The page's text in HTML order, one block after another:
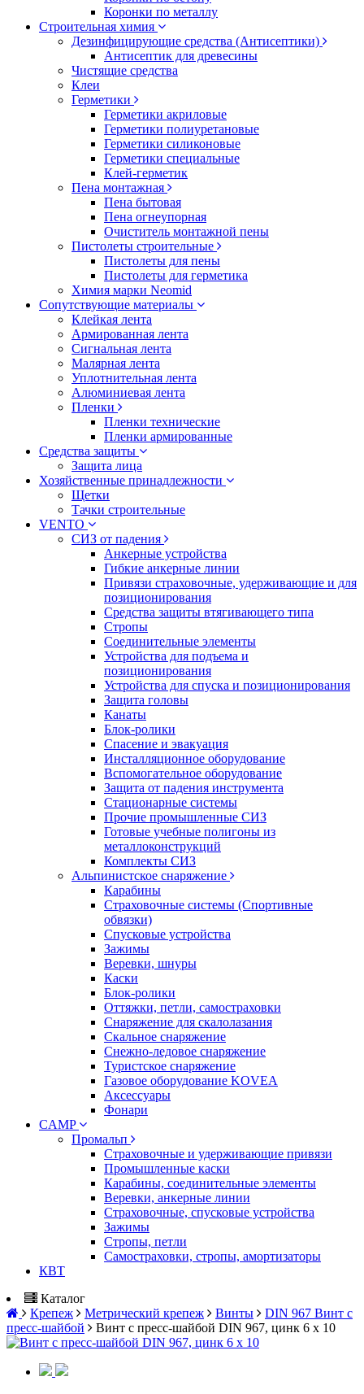
Коронки по металлу
Строительная химия
Дезинфицирующие средства (Антисептики)
Антисептик для древесины
Чистящие средства
Клеи
Герметики
Герметики акриловые
Герметики полиуретановые
Герметики силиконовые
Герметики специальные
Клей-герметик
Пена монтажная
Пена бытовая
Пена огнеупорная
Очиститель монтажной пены
Пистолеты строительные
Пистолеты для пены
Пистолеты для герметика
Химия марки Neomid
Сопутствующие материалы
Клейкая лента
Армированная лента
Сигнальная лента
Малярная лента
Уплотнительная лента
Алюминиевая лента
Пленки
Пленки технические
Пленки армированные
Средства защиты
Защита лица
Хозяйственные принадлежности
Щетки
Тачки строительные
VENTO
СИЗ от падения
Анкерные устройства
Гибкие анкерные линии
Привязи страховочные, удерживающие и для
позиционирования
Средства защиты втягивающего типа
Стропы
Соединительные элементы
Устройства для подъема и
позиционирования
Устройства для спуска и позиционирования
Защита головы
Канаты
Блок-ролики
Спасение и эвакуация
Инсталляционное оборудование
Вспомогательное оборудование
Защита от падения инструмента
Стационарные системы
Прочие промышленные СИЗ
Готовые учебные полигоны из
металлоконструкций
Комплекты СИЗ
Альпинистское снаряжение
Карабины
Страховочные системы (Спортивные
обвязки)
Спусковые устройства
Зажимы
Веревки, шнуры
Каски
Блок-ролики
Оттяжки, петли, самостраховки
Снаряжение для скалолазания
Скальное снаряжение
Снежно-ледовое снаряжение
Туристское снаряжение
Газовое оборудование KOVEA
Аксессуары
Фонари
CAMP
Промальп
Страховочные и удерживающие привязи
Промышленные каски
Карабины, соединительные элементы
Веревки, анкерные линии
Страховочные, спусковые устройства
Зажимы
Стропы, петли
Самостраховки, стропы, амортизаторы
КВТ
Каталог
Крепеж
Метрический крепеж Винты
DIN 967 Винт с
пресс-шайбой
Винт с пресс-шайбой DIN 967, цинк 6 х 10